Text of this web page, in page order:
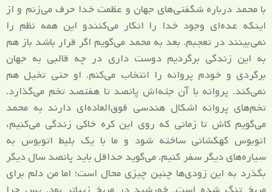
با محمد درباره شگفتی‌های جهان و عظمت خدا حرف می‌زنم و از
اینکه عده‌ای وجود خدا را انکار می‌کنندو این همه نظم را
نمی‌بینند در تعجبم. بعد به محمد می‌گویم اگر قرار باشد باز هم
به این زندگی برگردیم دوست داری در چه قالبی به جهان
برگردی و خودم پروانه را انتخاب می‌کنم. او حتی تخیل هم
نمی‌کند. پروانه با آن جثه‌اش پانصد تا هفتصد تخم می‌گذارد.
تخم‌های پروانه اشکال هندسی فوق‌العاده‌ای دارند به محمد
می‌گویم کاش تا زمانی که روی این کره خاکی زندگی می‌کنیم،
اتوبوس کهکشانی ساخته شود و ما با یک بلیط اتوبوس به
سیاره‌های دیگر سفر کنیم. می‌گوید حداقل باید پانصد سال دیگر
بگذرد به این زودی‌ها چنین چیزی محال است؛ اما من دلم برای